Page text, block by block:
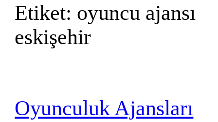
Etiket: oyuncu ajansı
eskişehir
Oyunculuk Ajansları